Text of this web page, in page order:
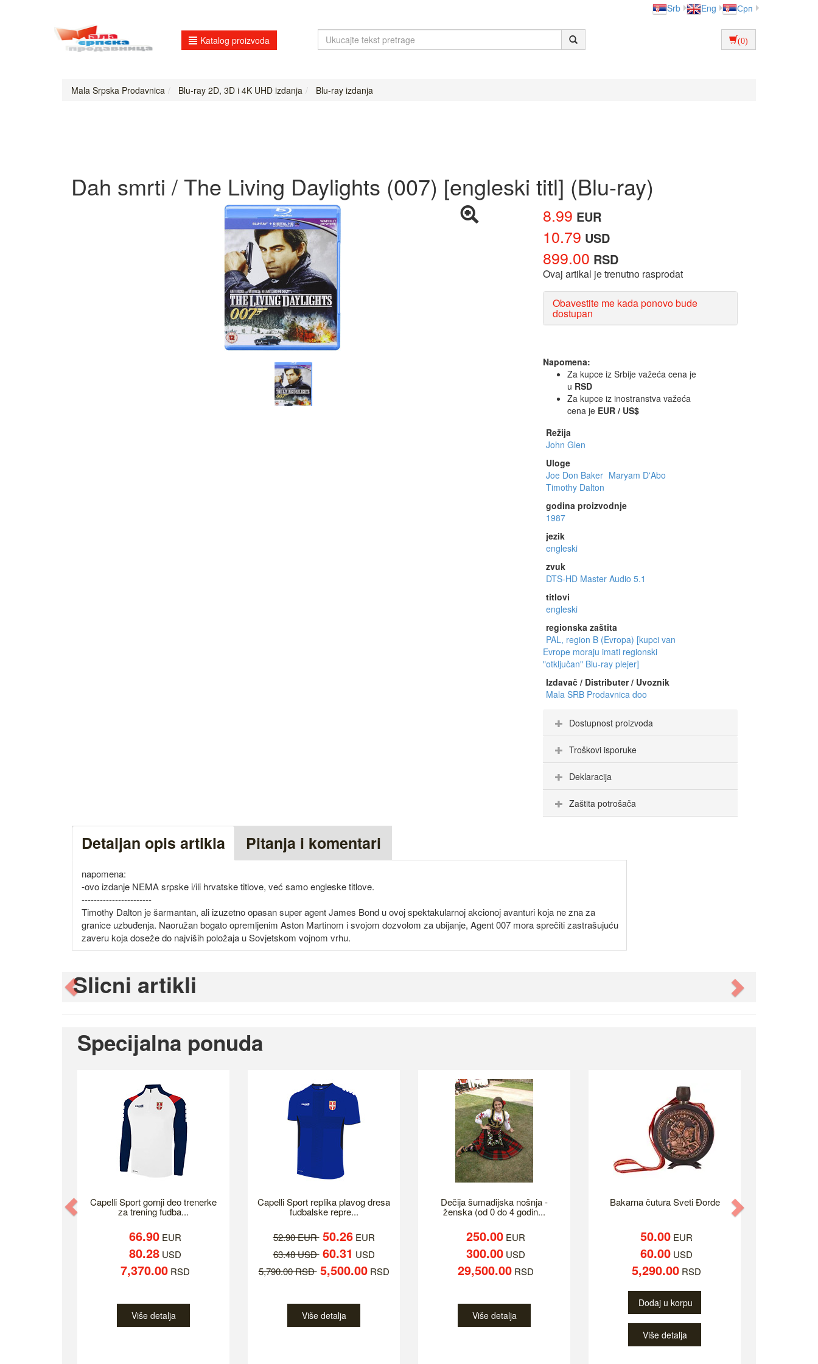
Srb Eng Срп
Katalog proizvoda (0)
Mala Srpska Prodavnica Blu-ray 2D, 3D i 4K UHD izdanja Blu-ray izdanja
Dah smrti / The Living Daylights (007) [engleski titl] (Blu-ray)
8.99 EUR
10.79 USD
899.00 RSD
Ovaj artikal je trenutno rasprodat
Obavestite me kada ponovo bude
dostupan
Napomena:
Za kupce iz Srbije važeća cena je
u RSD
Za kupce iz inostranstva važeća
cena je EUR / US$
Režija
John Glen
Uloge
Joe Don Baker Maryam D'Abo
Timothy Dalton
godina proizvodnje
1987
jezik
engleski
zvuk
DTS-HD Master Audio 5.1
titlovi
engleski
regionska zaštita
PAL, region B (Evropa) [kupci van
Evrope moraju imati regionski
"otključan" Blu-ray plejer]
Izdavač / Distributer / Uvoznik
Mala SRB Prodavnica doo
Dostupnost proizvoda
Troškovi isporuke
Deklaracija
Zaštita potrošača
Detaljan opis artikla Pitanja i komentari
napomena:
-ovo izdanje NEMA srpske i/ili hrvatske titlove, već samo engleske titlove.
-----------------------
Timothy Dalton je šarmantan, ali izuzetno opasan super agent James Bond u ovoj spektakularnoj akcionoj avanturi koja ne zna za
granice uzbuđenja. Naoružan bogato opremljenim Aston Martinom i svojom dozvolom za ubijanje, Agent 007 mora sprečiti zastrašujuću
zaveru koja doseže do najviših položaja u Sovjetskom vojnom vrhu.
Slicni artikli
Previous
Specijalna ponuda
Capelli Sport gornji deo trenerke
za trening fudba...
66.90EUR
80.28USD
7,370.00RSD
Više detalja
Capelli Sport replika plavog dresa
fudbalske repre...
52.90 EUR 50.26EUR
63.48 USD 60.31 USD
5,790.00 RSD 5,500.00RSD
Više detalja
Dečija šumadijska nošnja -
ženska (od 0 do 4 godin...
250.00 EUR
300.00 USD
29,500.00 RSD
Više detalja
Bakarna čutura Sveti Đorde
50.00EUR
60.00USD
5,290.00RSD
Dodaj u korpu
Više detalja
Previous